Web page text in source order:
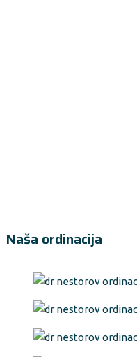
Naša ordinacija